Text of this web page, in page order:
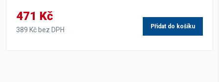
471 Kč
389 Kč bez DPH Přidat do košíku